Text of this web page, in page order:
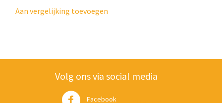
Aan vergelijking toevoegen
Volg ons via social media
Facebook